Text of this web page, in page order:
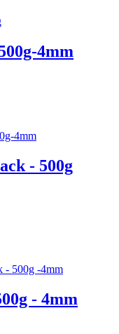
4mm
4mm
- 500g
- 500g -4mm
- 4mm